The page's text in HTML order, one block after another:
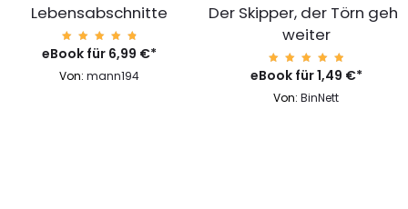
Lebensabschnitte
Bewerte
t mit
von 5
eBook für 6,99 €*
Von: mann194
Der Skipper, der Törn geht
weiter
Bewerte
t mit
von 5
eBook für1,49 €*
Von:BinNett